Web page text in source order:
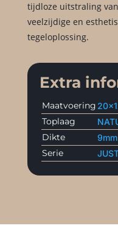
tijdloze uitstraling
veelzijdige en
tegeloplossing.
Extra
Maatvoering
Toplaag
Dikte 9mm
Serie